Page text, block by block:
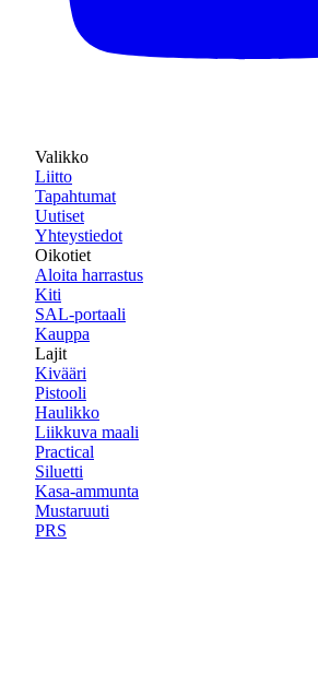
Valikko
Liitto
Tapahtumat
Uutiset
Yhteystiedot
Oikotiet
Aloita harrastus
Kiti
SAL-portaali
Kauppa
Lajit
Kivääri
Pistooli
Haulikko
Liikkuva maali
Practical
Siluetti
Kasa-ammunta
Mustaruuti
PRS